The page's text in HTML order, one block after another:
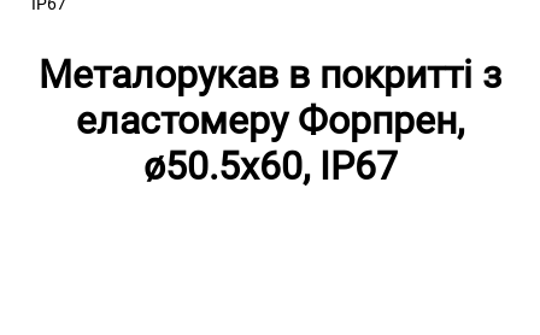
Металорукав в покритті з
еластомеру Форпрен,
ø50.5x60, IP67